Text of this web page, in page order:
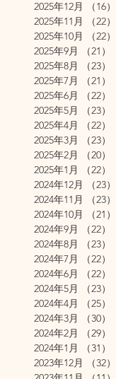
2025年12月
（16）
2025年11月
（22）
2025年10月
（22）
2025年9月
（21）
2025年8月
（23）
2025年7月
（21）
2025年6月
（22）
2025年5月
（23）
2025年4月
（22）
2025年3月
（23）
2025年2月
（20）
2025年1月
（22）
2024年12月
（23）
2024年11月
（23）
2024年10月
（21）
2024年9月
（22）
2024年8月
（23）
2024年7月
（22）
2024年6月
（22）
2024年5月
（23）
2024年4月
（25）
2024年3月
（30）
2024年2月
（29）
2024年1月
（31）
2023年12月
（32）